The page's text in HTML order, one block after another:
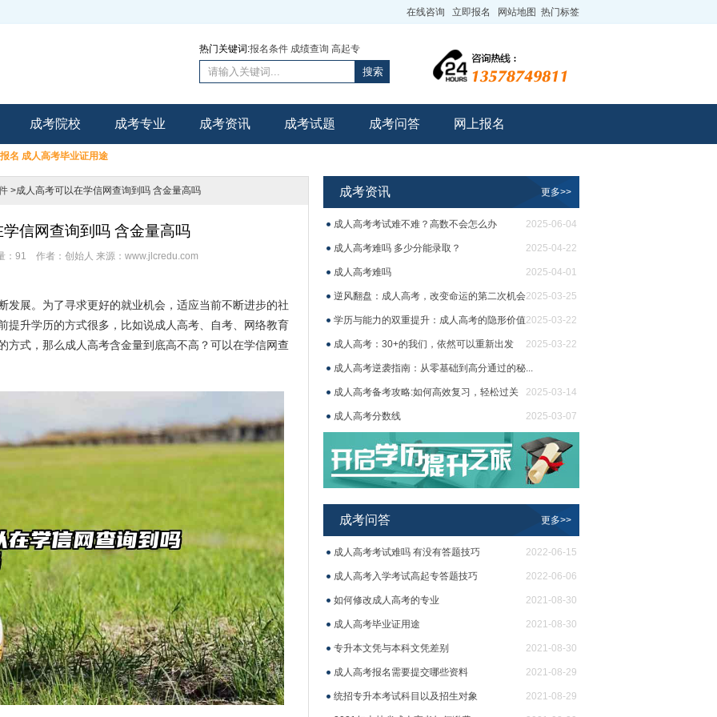
在线咨询 立即报名 网站地图 热门标签
热门关键词:报名条件 成绩查询 高起专
搜索
成考院校 成考专业 成考资讯 成考试题 成考问答 网上报名
名 成人高考毕业证用途
>成人高考可以在学信网查询到吗 含金量高吗
信网查询到吗 含金量高吗
： 91 作者：创始人 来源：www.jlcredu.com
发展。为了寻求更好的就业机会，适应当前不断进步的社
提升学历的方式很多，比如说成人高考、自考、网络教育
方式，那么成人高考含金量到底高不高？可以在学信网查
成考资讯 更多>>
成人高考考试难不难？高数不会怎么办 2025-06-04
成人高考难吗 多少分能录取？ 2025-04-22
成人高考难吗 2025-04-01
逆风翻盘：成人高考，改变命运的第二次机会2025-03-25
学历与能力的双重提升：成人高考的隐形价值2025-03-22
成人高考：30+的我们，依然可以重新出发 2025-03-22
成人高考逆袭指南：从零基础到高分通过的秘...
2025-03-20
成人高考备考攻略:如何高效复习，轻松过关 2025-03-14
成人高考分数线 2025-03-07
吉林省2024年成人高考录取工作时间安排 2025-02-18
成考问答 更多>>
成人高考考试难吗 有没有答题技巧 2022-06-15
成人高考入学考试高起专答题技巧 2022-06-06
如何修改成人高考的专业 2021-08-30
成人高考毕业证用途 2021-08-30
专升本文凭与本科文凭差别 2021-08-30
成人高考报名需要提交哪些资料 2021-08-29
统招专升本考试科目以及招生对象 2021-08-29